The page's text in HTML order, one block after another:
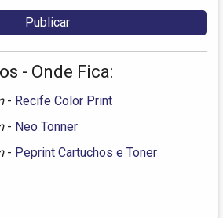
- Onde Fica:
- Recife Color Print
- Neo Tonner
- Peprint Cartuchos e Toner